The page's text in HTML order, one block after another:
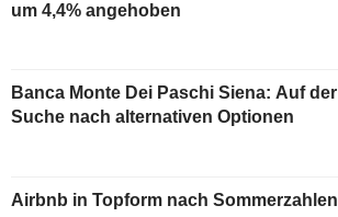
um 4,4% angehoben
Banca Monte Dei Paschi Siena: Auf der
Suche nach alternativen Optionen
Airbnb in Topform nach Sommerzahlen